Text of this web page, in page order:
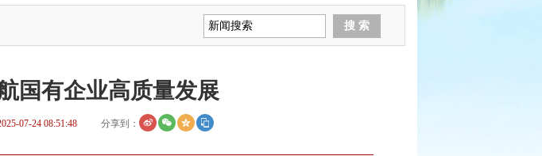
国有企业高质量发展
07-24 08:51:48 分享到：